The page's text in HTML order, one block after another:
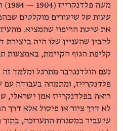
משה
שעות של שיעורים מוקלטים
את שיטת הריפוי שהמציא.
להבין שהעניין שלו היה ביצירת
קליפת הגוף הקיימת, באמצעות
נעם הולדנגרבר מתרגל ומלמד
פלדנקרייז, ומתמחה בעבודה עם
רואה בפלדנקרייז אמן ישראלי,
לא דרך ציור או פיסול אלא דרך
שיעביר במסגרת התערוכה, בתוך